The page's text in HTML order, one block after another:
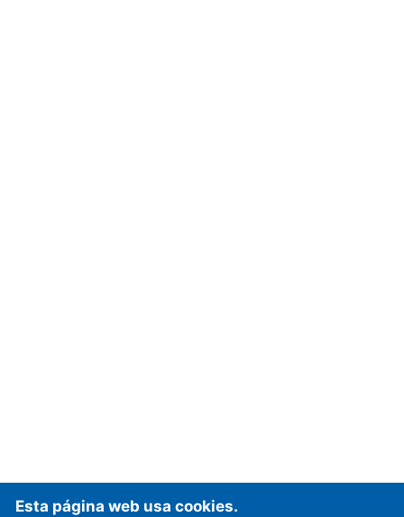
Esta página web usa cookies.